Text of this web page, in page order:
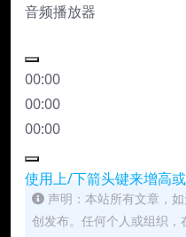
音频播放器
00:00
00:00
00:00
使用上/下箭头键来增高或
声明：本站所有文章，
创发布。任何个人或组织